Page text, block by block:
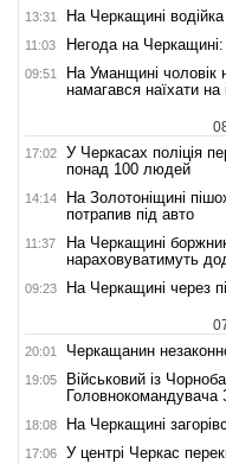
13:31 На Черкащині
11:03 Негода на
09:51
На Уманщині чоловік
намагався наїхати на
17:02
У Черкасах поліція
понад 100 людей
14:14
На Золотоніщині
потрапив під авто
11:37
На Черкащині
нараховуватимуть
09:23 На Черкащині через
20:01 Черкащанин
19:05
Військовий із
Головнокомандувача
18:08 На Черкащині
17:06 У центрі Черкас